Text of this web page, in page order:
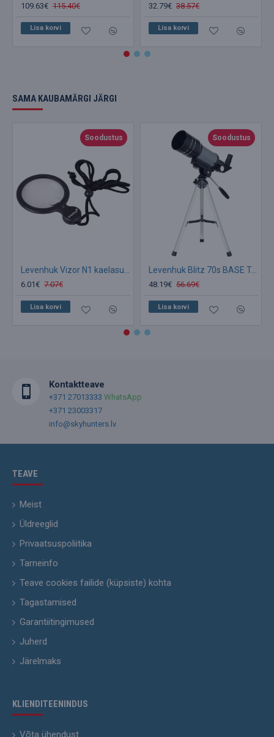
109.63€ 115.40€
Lisa korvi
32.79€ 38.57€
Lisa korvi
SAMA KAUBAMÄRGI JÄRGI
Soodustus
6.01€ 7.07€
Lisa korvi
Soodustus
Levenhuk Blitz 70s BASE Telescope
48.19€ 56.69€
Lisa korvi
Kontaktteave
+371 27013333 WhatsApp
+371 23003317
info@skyhunters.lv
TEAVE
Meist
Üldreeglid
Privaatsuspoliitika
Tarneinfo
Teave cookies failide (küpsiste) kohta
Tagastamised
Garantiitingimused
Juherd
Järelmaks
KLIENDITEENINDUS
Võta ühendust